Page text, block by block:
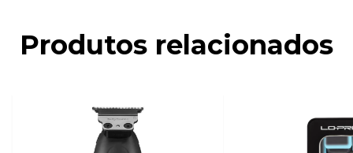
Produtos relacionados